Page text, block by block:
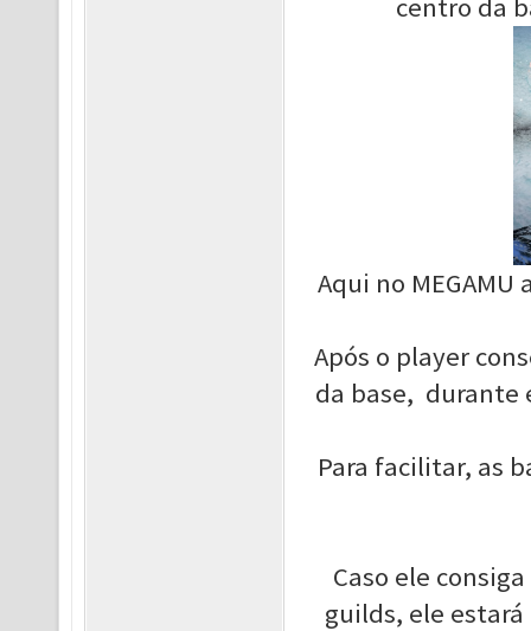
centro da
Aqui no
Após o player
da base, durante
Para facilitar, as
Caso ele
guilds, ele